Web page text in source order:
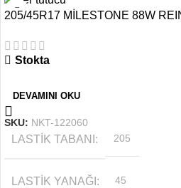
205/45R17 MİLESTONE 88W
Stokta
DEVAMINI OKU
SKU: NKT-122060
LASTIK TABANI 205
LASTIK YANAĞI 45